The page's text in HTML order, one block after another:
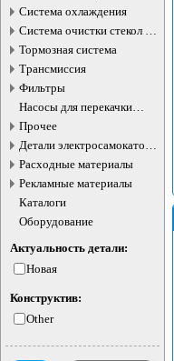
Система охлаждения
Система очистки стекол и
фар
Тормозная система
Трансмиссия
Фильтры
Насосы для перекачки
жидкостей
Прочее
Детали электросамокатов и
электротранспорта
Расходные материалы
Рекламные материалы
Каталоги
Оборудование
Актуальность детали:
Новая
Конструктив:
Other